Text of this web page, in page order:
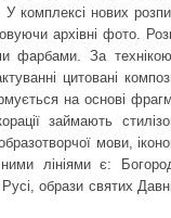
комплексі нових
архівні фото.
За технікою
цитовані
на основі
займають
мови,
лініями є:
образи святих